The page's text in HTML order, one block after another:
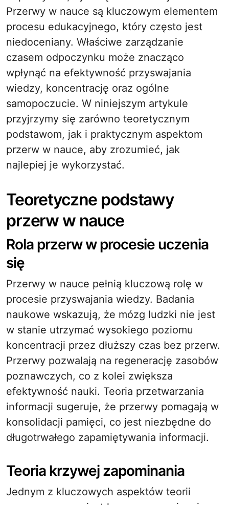
Przerwy w nauce są kluczowym elementem
procesu edukacyjnego, który często jest
niedoceniany. Właściwe zarządzanie
czasem odpoczynku może znacząco
wpłynąć na efektywność przyswajania
wiedzy, koncentrację oraz ogólne
samopoczucie. W niniejszym artykule
przyjrzymy się zarówno teoretycznym
podstawom, jak i praktycznym aspektom
przerw w nauce, aby zrozumieć, jak
najlepiej je wykorzystać.
Teoretyczne podstawy
przerw w nauce
Rola przerw w procesie uczenia
się
Przerwy w nauce pełnią kluczową rolę w
procesie przyswajania wiedzy. Badania
naukowe wskazują, że mózg ludzki nie jest
w stanie utrzymać wysokiego poziomu
koncentracji przez dłuższy czas bez przerw.
Przerwy pozwalają na regenerację zasobów
poznawczych, co z kolei zwiększa
efektywność nauki. Teoria przetwarzania
informacji sugeruje, że przerwy pomagają w
konsolidacji pamięci, co jest niezbędne do
długotrwałego zapamiętywania informacji.
Teoria krzywej zapominania
Jednym z kluczowych aspektów teorii